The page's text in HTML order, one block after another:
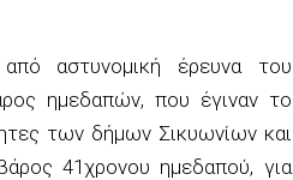
αστυνομική έρευνα του
ημεδαπών, που έγιναν το
των δήμων Σικυωνίων και
41χρονου ημεδαπού, για